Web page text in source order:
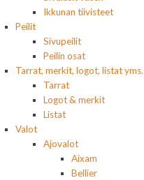
Ikkunan tiivisteet
Peilit
Sivupeilit
Peilin osat
Tarrat, merkit, logot, listat yms.
Tarrat
Logot & merkit
Listat
Valot
Ajovalot
Aixam
Bellier